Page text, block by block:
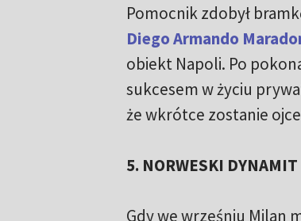
Pomocnik zdobył
Diego Armando
obiekt Napoli. Po
sukcesem w życiu
że wkrótce zostanie
5. NORWESKI DYNAMIT
Gdy we wrześniu Milan